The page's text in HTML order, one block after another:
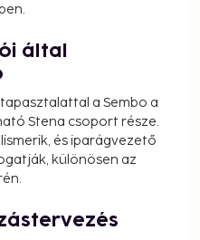
által
a Sembo a
Stena csoport része.
és iparágvezető
különösen az